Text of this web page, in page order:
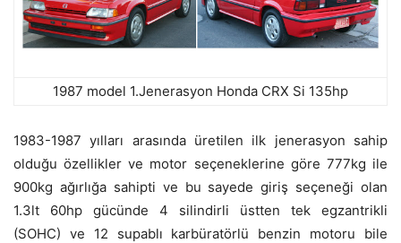
1987 model 1.Jenerasyon Honda CRX Si 135hp
1983-1987 yılları arasında üretilen ilk jenerasyon sahip
olduğu özellikler ve motor seçeneklerine göre 777kg ile
900kg ağırlığa sahipti ve bu sayede giriş seçeneği olan
1.3lt 60hp gücünde 4 silindirli üstten tek egzantrikli
(SOHC) ve 12 supablı karbüratörlü benzin motoru bile